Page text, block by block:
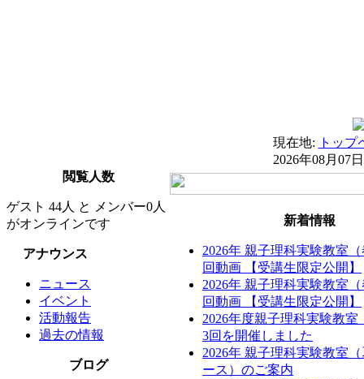
現在地:
トップ
2026年08月07日
閲覧人数
ゲスト 44人 と メンバー0人
がオンラインです
アナウンス
ニュース
イベント
活動報告
過去の情報
ブログ
新着情報
2026年 親子理科実験教室
回動画 【受講生限定公開】
2026年 親子理科実験教室
回動画 【受講生限定公開】
2026年度親子理科実験教室
3回を開催しました
2026年 親子理科実験教室
ース）のご案内